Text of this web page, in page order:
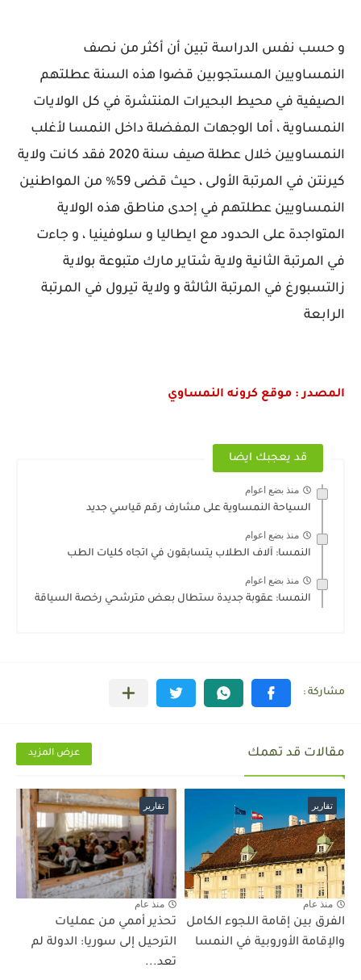
و حسب نفس الدراسة تبين أن أكثر من نصف
النمساويين المستجوبين قضوا هذه السنة عطلتهم
الصيفية في محيط البحيرات المنتشرة في كل الولايات
النمساوية ، أما الوجهات المفضلة داخل النمسا لأغلب
النمساويين خلال عطلة صيف سنة 2020 فقد كانت ولاية
كيرنتن في المرتبة الأولى ، حيث قضى 59٪ من المواطنين
النمساويين عطلتهم في إحدى مناطق هذه الولاية
المتواجدة على الحدود مع ايطاليا و سلوفينيا ، و جاءت
في المرتبة الثانية ولاية شتاير مارك متبوعة بولاية
زالتسبورغ في المرتبة الثالثة و ولاية تيرول في المرتبة
الرابعة
المصدر : موقع كرونه النمساوي
قد يعجبك ايضا
منذ بضع اعوام
السياحة النمساوية على مشارف رقم قياسي جديد
منذ بضع اعوام
النمسا: آلاف الطلاب يتسابقون في اتجاه كليات الطب
منذ بضع اعوام
النمسا: عقوبة جديدة ستطال بعض مترشحي رخصة السياقة
مقالات قد تهمك عرض المزيد
تقارير
منذ عام
الفرق بين إقامة اللجوء الكامل
والإقامة الأوروبية في النمسا
تقارير
منذ عام
تحذير أممي من عمليات
الترحيل إلى سوريا: الدولة لم
تعد...